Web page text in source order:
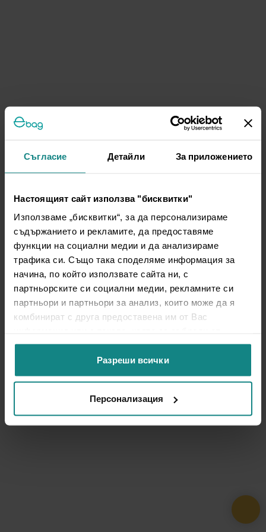
Съгласие Детайли За приложението
Настоящият сайт използва "бисквитки"
Използваме „бисквитки“, за да персонализираме
съдържанието и рекламите, да предоставяме
функции на социални медии и да анализираме
трафика си. Също така споделяме информация за
начина, по който използвате сайта ни, с
партньорските си социални медии, рекламните си
партньори и партньори за анализ, които може да я
комбинират с друга предоставена им от Вас
ползването от Ваша страна на услугите им.
Разреши всички
Персонализация